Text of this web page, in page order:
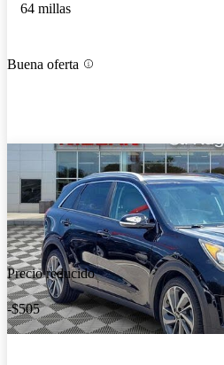
64 millas
Buena oferta
Precio reducido
-$505